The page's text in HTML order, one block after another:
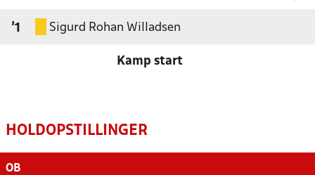
'1 Sigurd Rohan Willadsen
Kamp start
HOLDOPSTILLINGER
OB